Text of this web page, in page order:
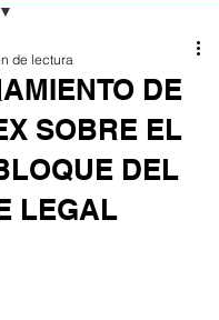
DE
SOBRE EL
DEL
LEGAL
de lectura